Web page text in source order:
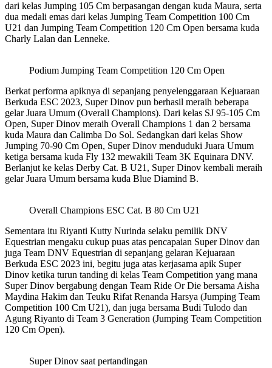
dari kelas Jumping 105 Cm berpasangan dengan kuda Maura, serta
dua medali emas dari kelas Jumping Team Competition 100 Cm
U21 dan Jumping Team Competition 120 Cm Open bersama kuda
Charly Lalan dan Lenneke.
Podium Jumping Team Competition 120 Cm Open
Berkat performa apiknya di sepanjang penyelenggaraan Kejuaraan
Berkuda ESC 2023, Super Dinov pun berhasil meraih beberapa
gelar Juara Umum (Overall Champions). Dari kelas SJ 95-105 Cm
Open, Super Dinov meraih Overall Champions 1 dan 2 bersama
kuda Maura dan Calimba Do Sol. Sedangkan dari kelas Show
Jumping 70-90 Cm Open, Super Dinov menduduki Juara Umum
ketiga bersama kuda Fly 132 mewakili Team 3K Equinara DNV.
Berlanjut ke kelas Derby Cat. B U21, Super Dinov kembali meraih
gelar Juara Umum bersama kuda Blue Diamind B.
Overall Champions ESC Cat. B 80 Cm U21
Sementara itu Riyanti Kutty Nurinda selaku pemilik DNV
Equestrian mengaku cukup puas atas pencapaian Super Dinov dan
juga Team DNV Equestrian di sepanjang gelaran Kejuaraan
Berkuda ESC 2023 ini, begitu juga atas kerjasama apik Super
Dinov ketika turun tanding di kelas Team Competition yang mana
Super Dinov bergabung dengan Team Ride Or Die bersama Aisha
Maydina Hakim dan Teuku Rifat Renanda Harsya (Jumping Team
Competition 100 Cm U21), dan juga bersama Budi Tulodo dan
Agung Riyanto di Team 3 Generation (Jumping Team Competition
120 Cm Open).
Super Dinov saat pertandingan